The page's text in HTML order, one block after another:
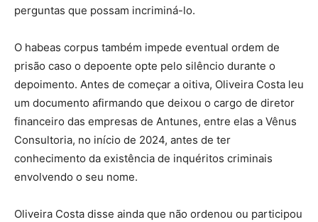
perguntas que possam incriminá-lo.
O habeas corpus também impede eventual ordem de
prisão caso o depoente opte pelo silêncio durante o
depoimento. Antes de começar a oitiva, Oliveira Costa leu
um documento afirmando que deixou o cargo de diretor
financeiro das empresas de Antunes, entre elas a Vênus
Consultoria, no início de 2024, antes de ter
conhecimento da existência de inquéritos criminais
envolvendo o seu nome.
Oliveira Costa disse ainda que não ordenou ou participou